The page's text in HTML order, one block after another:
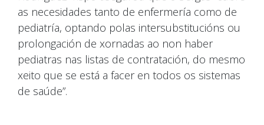
as necesidades tanto de enfermería como de
pediatría, optando polas intersubstitucións ou
prolongación de xornadas ao non haber
pediatras nas listas de contratación, do mesmo
xeito que se está a facer en todos os sistemas
de saúde”.